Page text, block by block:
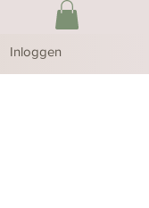
Inloggen